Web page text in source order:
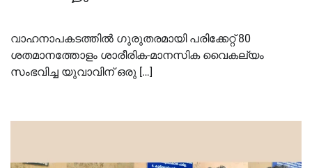
വാഹനാപകടത്തില്‍ ഗുരുതരമായി പരിക്കേറ്റ് 80
ശതമാനത്തോളം ശാരീരിക-മാനസിക വൈകല്യം
സംഭവിച്ച യുവാവിന് ഒരു […]